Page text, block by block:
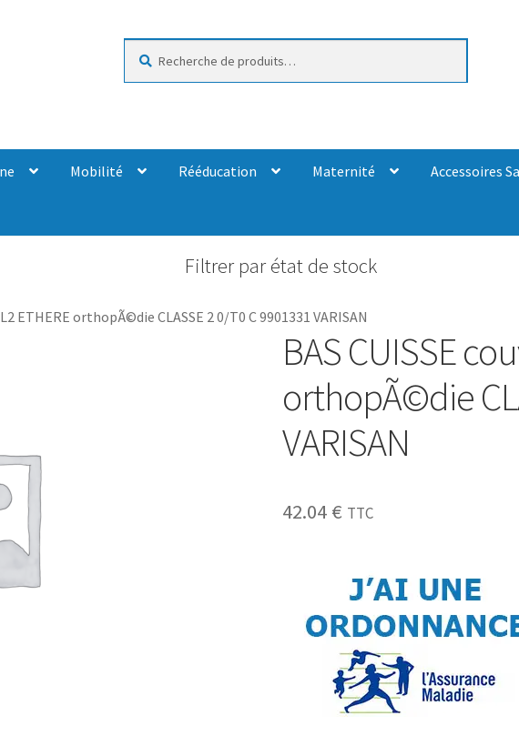
Mobilité Rééducation Maternité Accessoires
Filtrer par état de stock
ETHERE orthopÃ©die CLASSE 2 0/T0 C 9901331 VARISAN
BAS CUISSE
orthopÃ©die
VARISAN
42.04 € TTC